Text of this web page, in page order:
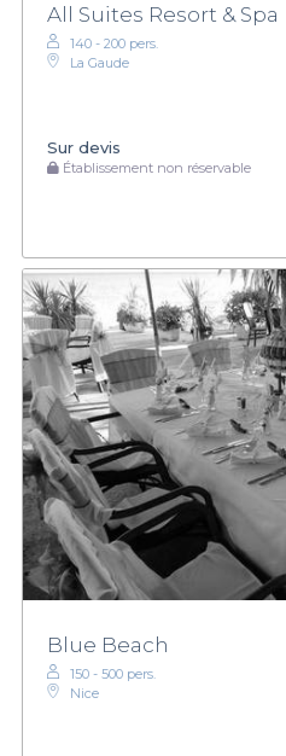
All Suites Resort & Spa
140 - 200 pers.
La Gaude
Sur devis
Établissement non réservable
Blue Beach
150 - 500 pers.
Nice